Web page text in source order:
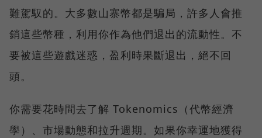
難駕馭的。大多數山寨幣都是騙局，許多人會推
銷這些幣種，利用你作為他們退出的流動性。不
要被這些遊戲迷惑，盈利時果斷退出，絕不回
頭。
你需要花時間去了解 Tokenomics（代幣經濟
學）、市場動態和拉升週期。如果你幸運地獲得